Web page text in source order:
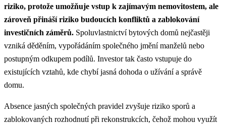
riziko, protože umožňuje vstup k zajímavým nemovitostem, ale
zároveň přináší riziko budoucích konfliktů a zablokování
investičních záměrů. Spoluvlastnictví bytových domů nejčastěji
vzniká děděním, vypořádáním společného jmění manželů nebo
postupným odkupem podílů. Investor tak často vstupuje do
existujících vztahů, kde chybí jasná dohoda o užívání a správě
domu.
Absence jasných společných pravidel zvyšuje riziko sporů a
zablokovaných rozhodnutí při rekonstrukcích, čehož mohou využít